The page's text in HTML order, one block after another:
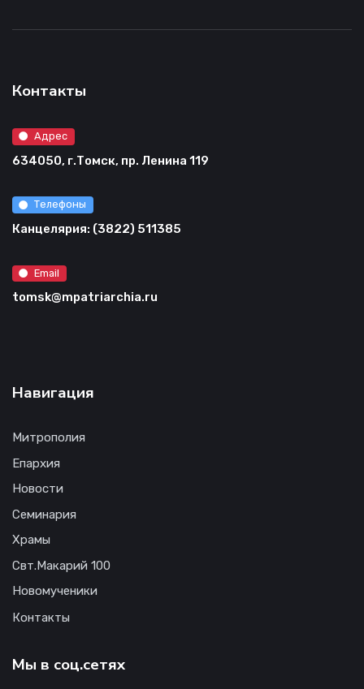
Контакты
Адрес
634050, г.Томск, пр. Ленина 119
Телефоны
Канцелярия: (3822) 511385
Email
tomsk@mpatriarchia.ru
Навигация
Митрополия
Епархия
Новости
Семинария
Храмы
Свт.Макарий 100
Новомученики
Контакты
Мы в соц.сетях